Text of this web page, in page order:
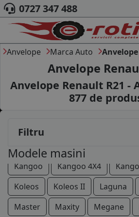
ACASA
DESPRE NOI
ANVELOPE
AUTO
CAMION
MOTO
MARCA AUTO
BLOG
B2B - COLABORARE
CONT
0727 347 488
Anvelope Marca Auto
Anvelope
Anvelope Renault R21 -
877 de
Filtru
Modele masini
Kangoo
Kangoo 4X4
Koleos
Koleos II Laguna
Master
Maxity Megane